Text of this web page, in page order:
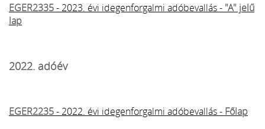
EGER2335- 2023. évi idegenforgalmi adóbevallás - "A" jelű
lap
2022. adóév
EGER2235- 2022. évi idegenforgalmi adóbevallás - Főlap